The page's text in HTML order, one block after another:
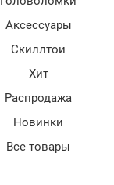
Аксессуары
Скиллтои
Хит
Распродажа
Новинки
Все товары